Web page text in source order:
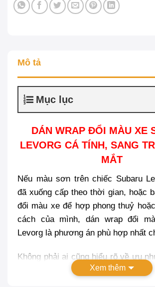
Mô tả
Mục lục
DÁN WRAP ĐỔI MÀU XE
LEVORG CÁ TÍNH, SANG
MẮT
Nếu màu sơn trên chiếc Subaru
đã xuống cấp theo thời gian, hoặc
đổi màu xe để hợp phong thuỷ
cách của mình, dán wrap đổi
Levorg là phương án phù hợp nhất
Không phải ai cũng hiểu rõ về ưu
việc dán decal cũng như các loại,
Xem thêm